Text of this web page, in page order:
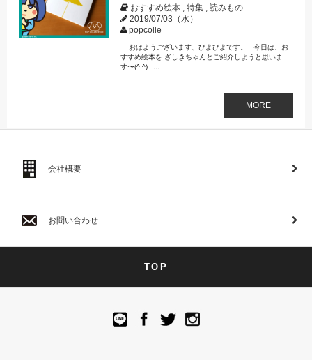
おすすめ絵本, 特集, 読みもの
2019/07/03（水）
popcolle
おはようございます、びよびよです。 今日は、お
すすめ絵本を ざしきちゃんとご紹介しようと思いま
す〜(^ ^) ...
MORE
会社概要
お問い合わせ
TOP